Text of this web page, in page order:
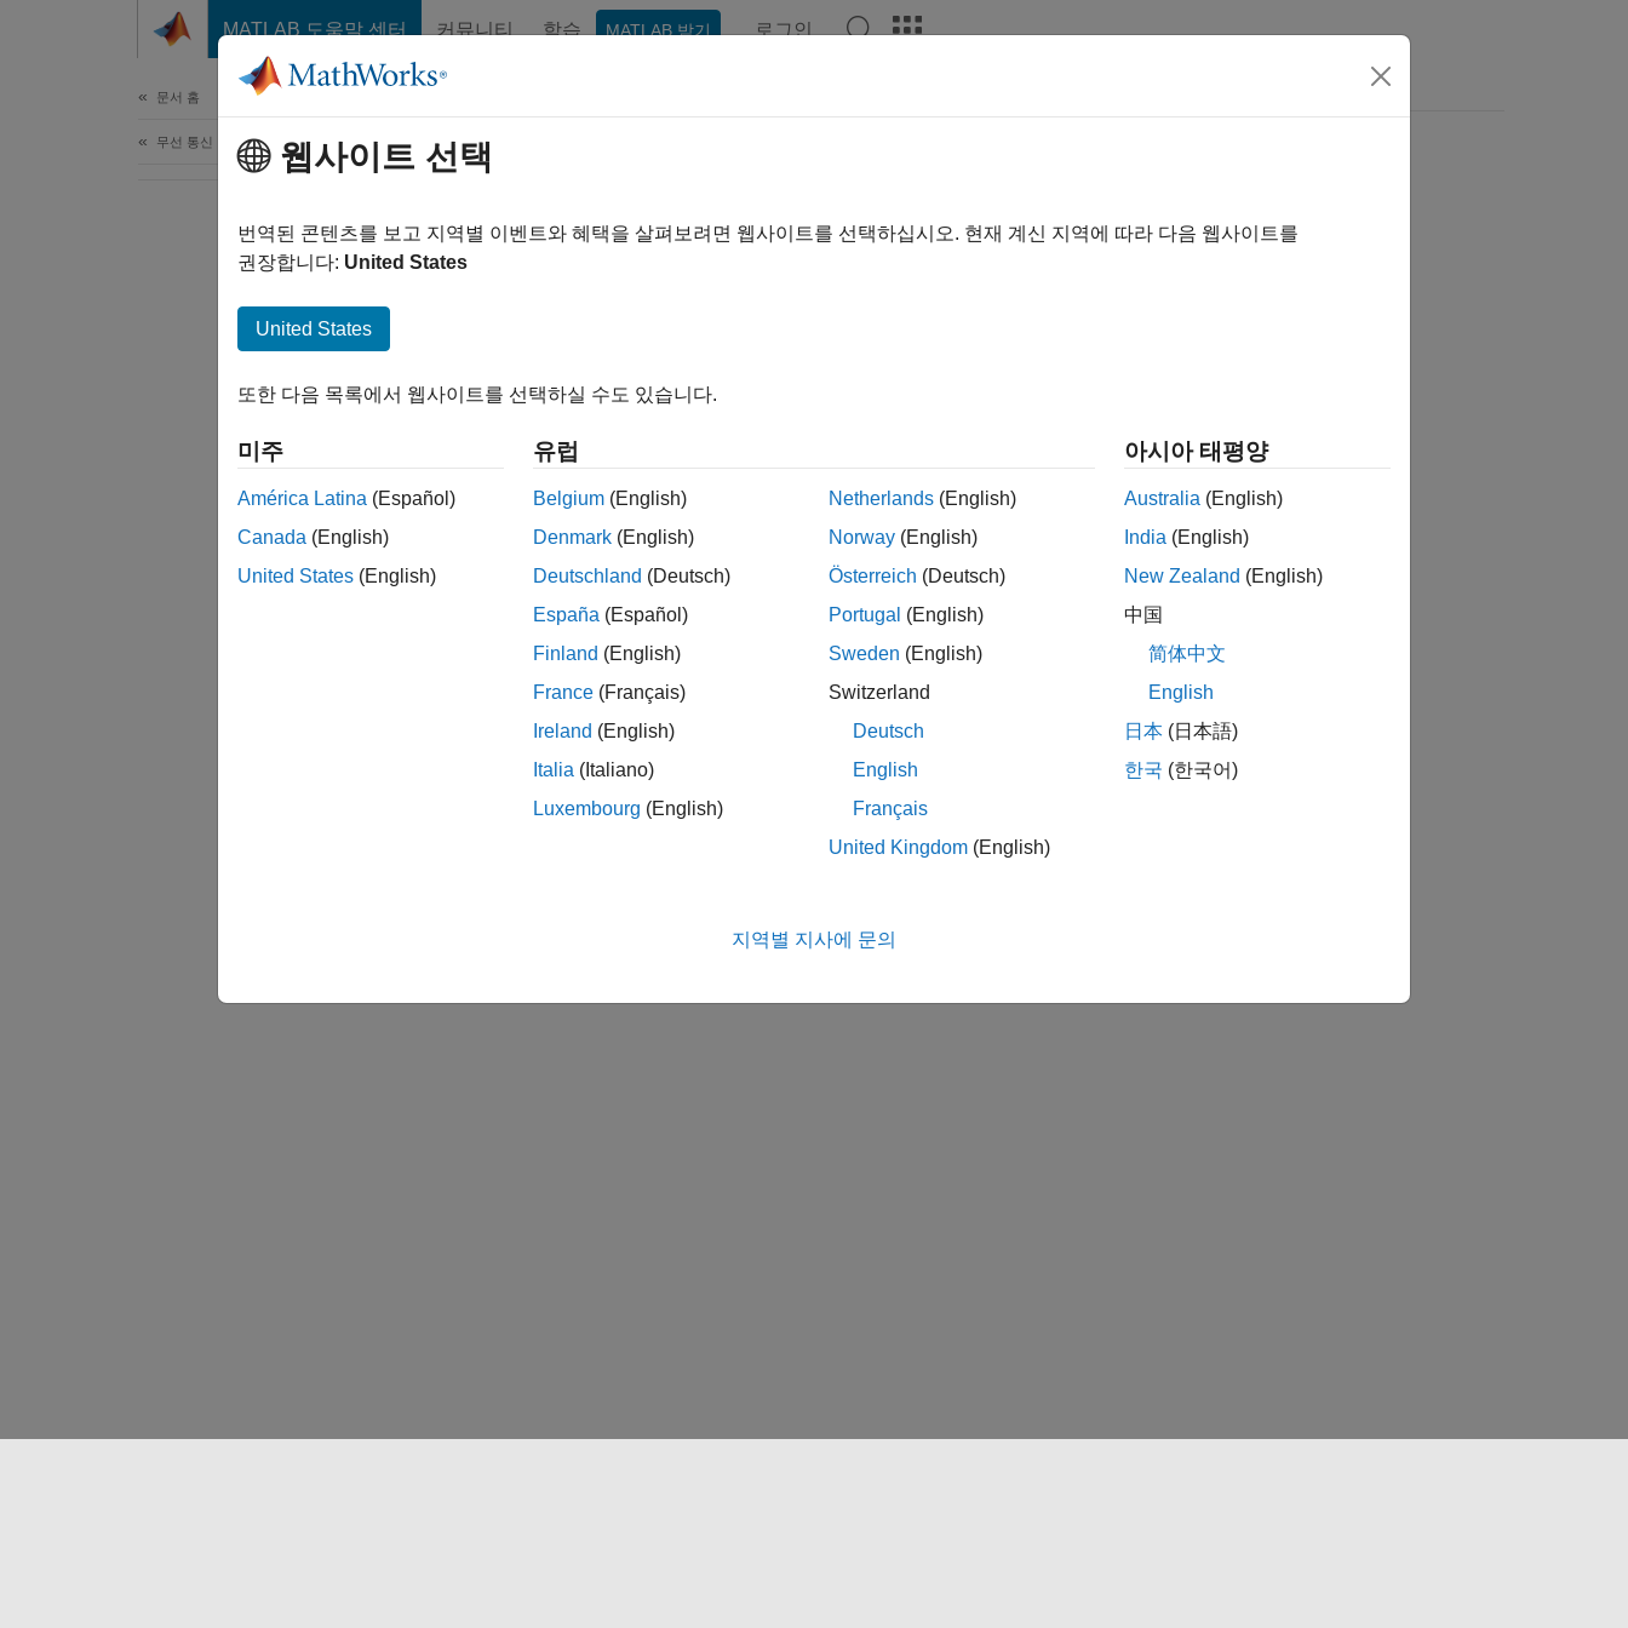
MATLAB 도움말 센터 커뮤니티 학습 MATLAB 받기 로그인
문서 홈
무선 통신 웹사이트 선택
번역된 콘텐츠를 보고 지역별 이벤트와 혜택을 살펴보려면 웹사이트를 선택하십시오. 현재 계신 지역에 따라 다음 웹사이트를
권장합니다: United States
United States
또한 다음 목록에서 웹사이트를 선택하실 수도 있습니다.
미주
América Latina (Español)
Canada (English)
United States (English)
유럽
Belgium (English)
Denmark (English)
Deutschland (Deutsch)
España (Español)
Finland (English)
France (Français)
Ireland (English)
Italia (Italiano)
Luxembourg (English)
Netherlands (English)
Norway (English)
Österreich (Deutsch)
Portugal (English)
Sweden (English)
Switzerland
Deutsch
English
Français
United Kingdom (English)
아시아 태평양
Australia (English)
India (English)
New Zealand (English)
中国
简体中文
English
日本 (日本語)
한국 (한국어)
지역별 지사에 문의